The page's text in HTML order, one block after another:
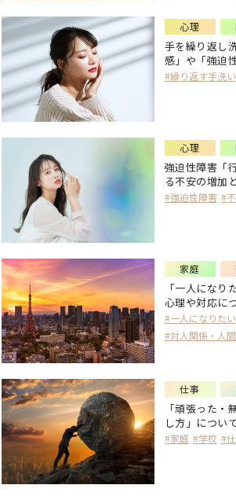
心理
手を繰り返し
感」や「強迫
#繰り返す手洗い
心理
強迫性障害「
る不安の増加
#強迫性障害 #
家庭
「一人になり
心理や対応に
#一人になりたい
#対人関係・人
仕事
「頑張った・
し方」につい
#家庭 #学校 #